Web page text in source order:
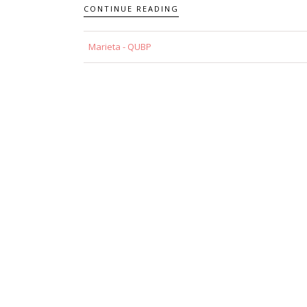
CONTINUE READING
Marieta - QUBP